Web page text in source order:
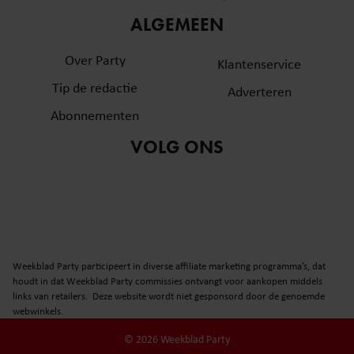
partners voor social media, adverteren en analyse. Deze
informatie die u aan ze heeft verstrekt of die ze hebben
verzameld op basis van uw gebruik van hun services. U
gebruiken.
ALGEMEEN
Over Party
Tip de redactie
Abonnementen
Klantenservice
Adverteren
VOLG ONS
Weekblad Party participeert in diverse affiliate marketing programma’s, dat
houdt in dat Weekblad Party commissies ontvangt voor aankopen middels
links van retailers. Deze website wordt niet gesponsord door de genoemde
webwinkels.
© 2026 Weekblad Party